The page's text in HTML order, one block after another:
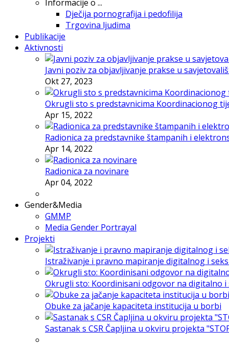
Informacije o ...
Dječija pornografija i pedofilija
Trgovina ljudima
Publikacije
Aktivnosti
Javni poziv za objavljivanje prakse u
Okt 27, 2023
Okrugli sto s predstavnicima Koordinacionog
Apr 15, 2022
Radionica za predstavnike štampanih i
Apr 14, 2022
Radionica za novinare
Apr 04, 2022
Gender&Media
GMMP
Media Gender Portrayal
Projekti
Istraživanje i pravno mapiranje digitalnog i
Okrugli sto: Koordinisani odgovor na digitalno i
Obuke za jačanje kapaciteta institucija u borbi
Sastanak s CSR Čapljina u okviru projekta